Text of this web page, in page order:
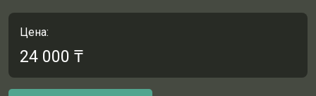
Цена:
24 000 ₸